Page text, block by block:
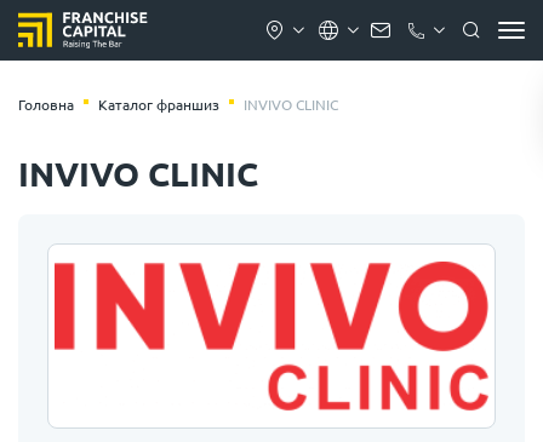
Головна Каталог франшиз INVIVO CLINIC
INVIVO CLINIC